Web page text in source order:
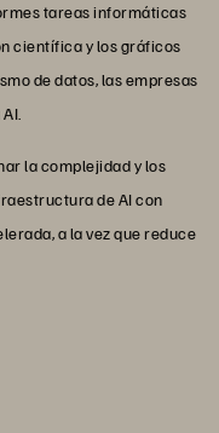
tareas informáticas
científica y los gráficos
de datos, las empresas
la complejidad y los
de AI con
a la vez que reduce